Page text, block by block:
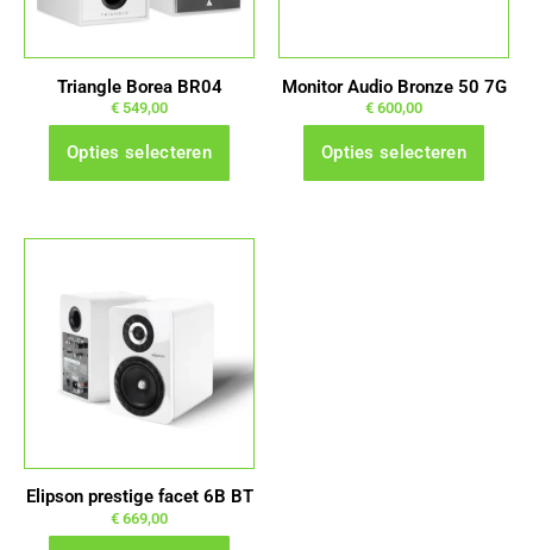
Triangle Borea BR04
€ 549,00
Opties selecteren
optie
worden
op
de
productpagina
Monitor Audio Bronze 50 7G
€ 600,00
Opties selecteren
worden
op
de
productpagina
Elipson prestige facet 6B BT
€ 669,00
heeft
meerdere
variaties.
Deze
optie
worden
op